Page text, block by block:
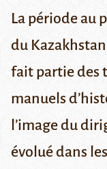
La période au
du
fait partie des
manuels
l’image du
évolué dans